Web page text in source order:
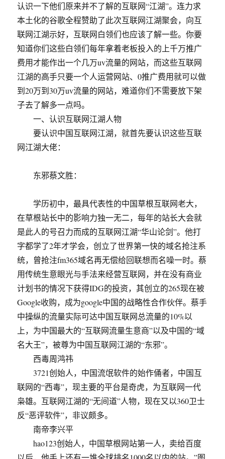
认识一下他们原来并不了解的互联网“江湖”。连力求
本土化的谷歌全程赞助了此次互联网江湖聚会，向互
联网江湖示好，互联网白领们也应该了解一些。你要
知道你们这些白领们每年拿着老板投入的上千万推广
费用才能作出一个几万uv流量的网站，而这些互联网
江湖的高手只要一个人运营网站、0推广费用就可以做
到20万到30万uv流量的网站，难道你们不需要放下架
子去了解多一点吗。
一、认识互联网江湖人物
要认识中国互联网江湖，就首先要认识这些互联
网江湖大佬：
东邪蔡文胜：
学历初中，最具代表性的中国草根互联网老大，
在草根站长中的影响力独一无二，每年的站长大会就
是此人的号召力而成的互联网江湖“华山论剑”。他打
字都学了2年才学会，创立了世界第一快的域名抢注系
统，曾抢注fm365域名再无偿给回联想而名噪一时。蔡
用传统生意眼光与手法来经营互联网，并在没有商业
计划书的情况下获得IDG的投资，其创立的265现在被
Google收购，成为google中国的战略性合作伙伴。蔡手
中操纵的流量实际可达中国互联网总流量的10%以
上，为中国最大的“互联网流量生意商”以及中国的“域
名大王”，被尊为中国互联网江湖的“东邪”。
西毒周鸿祎
3721创始人，中国流氓软件的始作俑者，中国互
联网的“西毒”，现主要的平台是奇虎，为互联网一代
枭雄。互联网江湖的“无间道”人物，现在又以360卫士
反“恶评软件”，非议颇多。
南帝李兴平
hao123创始人，中国草根网站第一人，卖给百度